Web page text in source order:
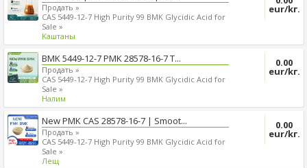
Продать »
CAS 5449-12-7 High Purity 99 BMK Glycidic Acid for
Sale »
Kаштаны
eur/kг.
BMK 5449-12-7 PMK 28578-16-7 T...
Продать »
CAS 5449-12-7 High Purity 99 BMK Glycidic Acid for
Sale »
Налим
0.00
eur/kг.
New PMK CAS 28578-16-7 | Smoot...
Продать »
CAS 5449-12-7 High Purity 99 BMK Glycidic Acid for
Sale »
Лещ
0.00
eur/kг.